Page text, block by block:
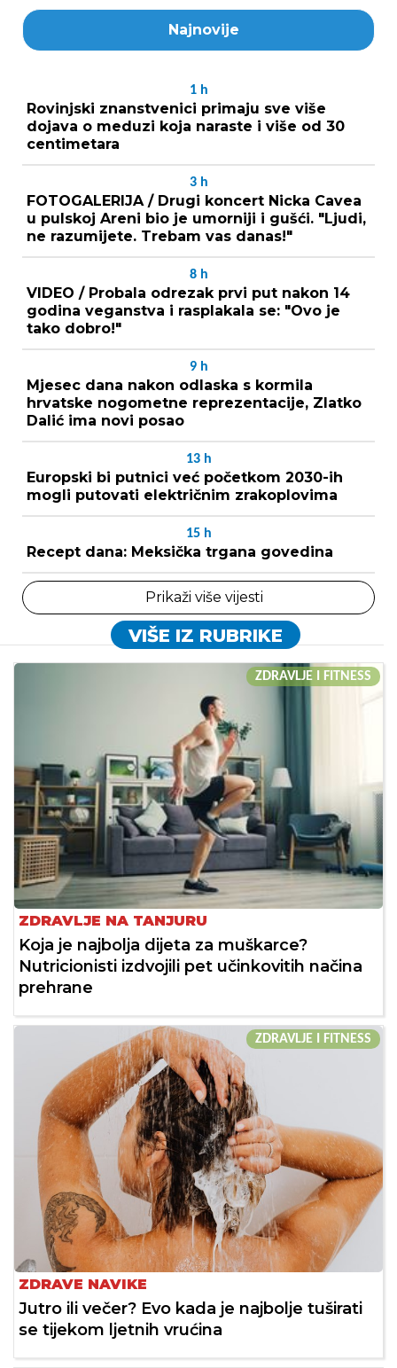
Najnovije
1 h
Rovinjski znanstvenici primaju sve više
dojava o meduzi koja naraste i više od 30
centimetara
3 h
FOTOGALERIJA / Drugi koncert Nicka Cavea
u pulskoj Areni bio je umorniji i gušći. "Ljudi,
ne razumijete. Trebam vas danas!"
8 h
VIDEO / Probala odrezak prvi put nakon 14
godina veganstva i rasplakala se: "Ovo je
tako dobro!"
9 h
Mjesec dana nakon odlaska s kormila
hrvatske nogometne reprezentacije, Zlatko
Dalić ima novi posao
13 h
Europski bi putnici već početkom 2030-ih
mogli putovati električnim zrakoplovima
15 h
Recept dana: Meksička trgana govedina
Prikaži više vijesti
VIŠE IZ RUBRIKE
ZDRAVLJE I FITNESS
ZDRAVLJE NA TANJURU
Koja je najbolja dijeta za muškarce?
Nutricionisti izdvojili pet učinkovitih načina
prehrane
ZDRAVLJE I FITNESS
ZDRAVE NAVIKE
Jutro ili večer? Evo kada je najbolje tuširati
se tijekom ljetnih vrućina